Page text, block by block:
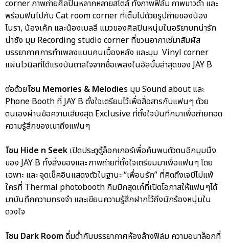
corner ภาพถ่ายศิลปินหลากหลายสไตล์ ทั้งภาพฟิล์ม ภาพขาวดำ และ
พร้อมฟินไปกับ Cat room corner ที่เต็มไปด้วยรูปถ่ายของน้อง
โนรา, น้องเค้ก และน้องเบลลึ แมวของศิลปินหนุ่มในอริยาบทน่ารัก
น่าชัง มุม Recording studio corner ที่ชวนอากาเซ่มาสัมผัส
บรรยากาศการทำเพลงแบบคนเบื้องหลัง และมุม Vinyl corner
แผ่นไวนิลที่ได้แรงบันดาลใจจากชื่อเพลงในอัลบั้มล่าสุดของ JAY B
ต่อด้วยโซน Memories & Melodies มุม Sound about และ
Phone Booth ที่ JAY B ตั้งใจเตรียมไว้เพื่อสื่อสารกับแฟนๆ ด้วย
ตนเองผ่านข้อความเสียงสุด Exclusive ที่ตั้งใจบันทึกมาเพื่อถ่ายทอด
ความรู้สึกของเขาถึงแฟนๆ
โซน Hide n Seek เปิดประตูตู้ล็อกเกอร์เพื่อค้นพบตัวตนอีกมุมนึง
ของ JAY B ทั้งสิ่งของและ ภาพถ่ายที่ตั้งใจเตรียมมาเพื่อแฟนๆ โดย
เฉพาะ และ จุดเช็คอินแสดงตัวในฐานะ “เพื่อนรัก” ที่คิดถึงเจบีไม่แพ้
ใครที่ Thermal photobooth กิมมิกสุดเก๋ที่เปิดโอกาสให้แฟนๆได้
มาบันทึกความทรงจำ และเขียนความรู้สึกฝากไว้ถึงนักร้องหนุ่มใน
ดวงใจ
โซน Dark Room ดื่มด่ำกับบรรยากาศห้องล้างฟิล์ม ความอนาล็อกที่